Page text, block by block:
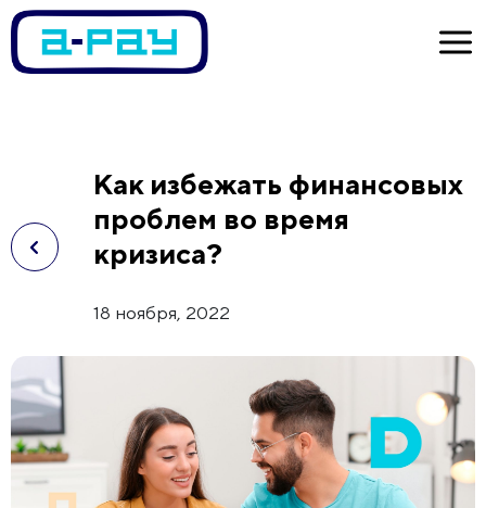
Как избежать финансовых
проблем во время
кризиса?
18 ноября, 2022